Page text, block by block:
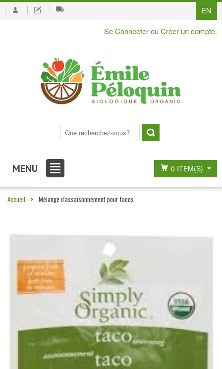
EN
Se ConnecterouCréer un compte.
MENU 0 ITEM(S)
Accueil > Mélange d'assaisonnement pour tacos